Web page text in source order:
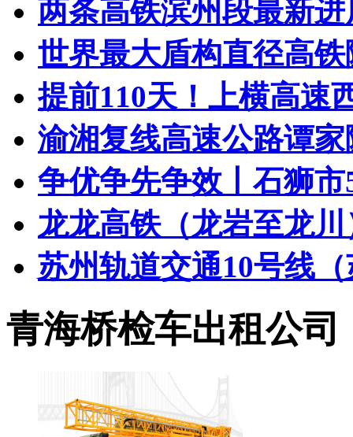
两条高铁滨州段最新
世界最大盾构直径高
提前110天！上横高速
渝湘复线高速公路谭
争优争先争效丨石狮
龙龙高铁（龙岩至龙
苏州轨道交通10号线
青海桥检车出租公司